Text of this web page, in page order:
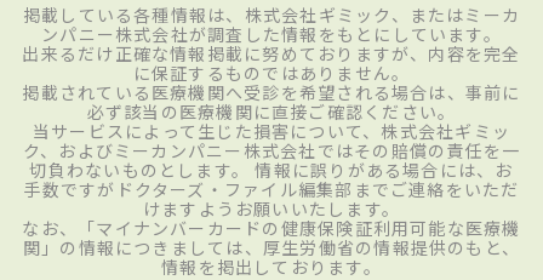
掲載している各種情報は、株式会社ギミック、またはミーカ
ンパニー株式会社が調査した情報をもとにしています。
出来るだけ正確な情報掲載に努めておりますが、内容を完全
に保証するものではありません。
掲載されている医療機関へ受診を希望される場合は、事前に
必ず該当の医療機関に直接ご確認ください。
当サービスによって生じた損害について、株式会社ギミッ
ク、およびミーカンパニー株式会社ではその賠償の責任を一
切負わないものとします。 情報に誤りがある場合には、お
手数ですがドクターズ・ファイル編集部までご連絡をいただ
けますようお願いいたします。
なお、「マイナンバーカードの健康保険証利用可能な医療機
関」の情報につきましては、厚生労働省の情報提供のもと、
情報を掲出しております。